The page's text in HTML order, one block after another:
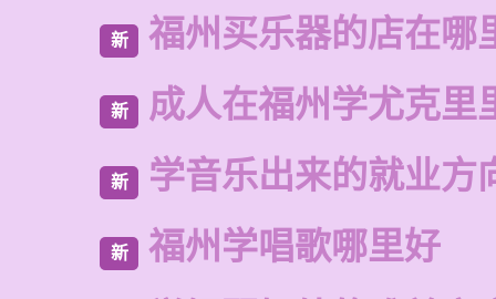
新 福州买乐器的店在哪
新 成人在福州学尤克里
新 学音乐出来的就业方
新 福州学唱歌哪里好